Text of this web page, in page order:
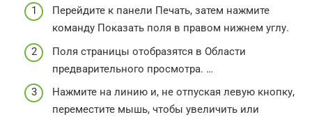
Перейдите к панели Печать, затем нажмите
команду Показать поля в правом нижнем углу.
Поля страницы отобразятся в Области
предварительного просмотра. …
Нажмите на линию и, не отпуская левую кнопку,
переместите мышь, чтобы увеличить или